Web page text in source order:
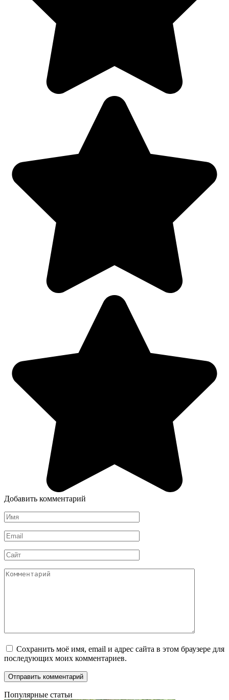
Добавить комментарий
Имя
*
Email
*
Сайт
Комментарий
Сохранить моё имя, email и адрес сайта в этом браузере для
последующих моих комментариев.
Популярные статьи